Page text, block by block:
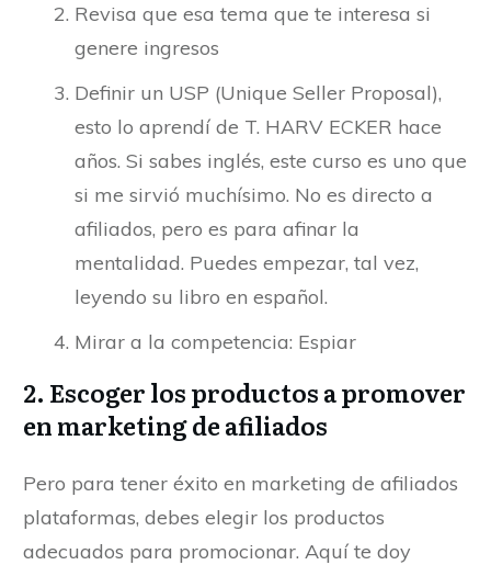
Revisa que esa tema que te interesa si
genere ingresos
Definir un USP (Unique Seller Proposal),
esto lo aprendí de T. HARV ECKER hace
años. Si sabes inglés, este curso es uno que
si me sirvió muchísimo. No es directo a
afiliados, pero es para afinar la
mentalidad. Puedes empezar, tal vez,
leyendo su libro en español.
Mirar a la competencia: Espiar
2. Escoger los productos a promover
en marketing de afiliados
Pero para tener éxito en marketing de afiliados
plataformas, debes elegir los productos
adecuados para promocionar. Aquí te doy